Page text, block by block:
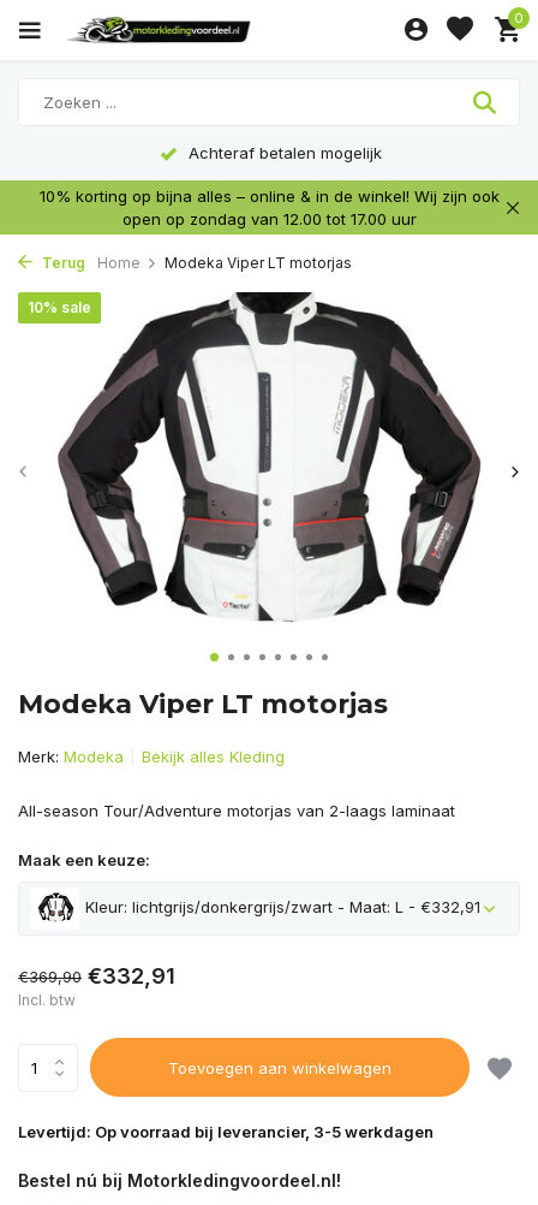
0
Achteraf betalen mogelijk
10% korting op bijna alles – online & in de winkel! Wij zijn ook
open op zondag van 12.00 tot 17.00 uur
Terug Home Modeka Viper LT motorjas
Modeka Viper LT motorjas
10% sale
Merk: Modeka Bekijk alles Kleding
All-season Tour/Adventure motorjas van 2-laags laminaat
Maak een keuze:
Kleur: lichtgrijs/donkergrijs/zwart - Maat: L - €332,91
€369,90 €332,91
Incl. btw
Toevoegen aan winkelwagen
Levertijd: Op voorraad bij leverancier, 3-5 werkdagen
Bestel nú bij Motorkledingvoordeel.nl!